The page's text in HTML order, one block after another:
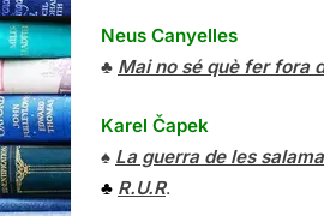
Neus Canyelles
♣ Mai no sé què fer fora
Karel Čapek
♠ La guerra de les
♣ R.U.R.